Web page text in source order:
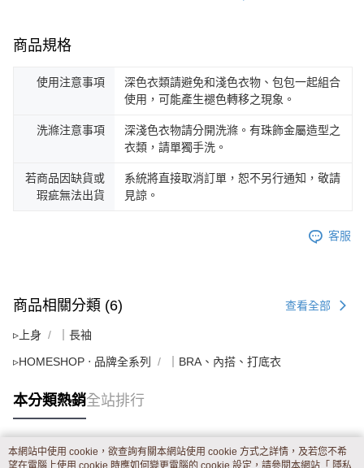
商品規格
使用注意事項
深色衣類請避免和淺色衣物、包包一起組合
使用，可能產生褪色轉移之現象。
洗滌注意事項
深淺色衣物請分開洗滌。有珠飾金屬造型之
衣類，請單獨手洗。
若商品因缺貨或
瑕疵無法出貨
系統將直接取消訂單，恕不另行通知，敬請
見諒。
客服
商品相關分類 (6) 查看全部
▹上身 ｜長袖
▹HOMESHOP ‧ 品牌全系列 ｜BRA、內搭、打底衣
本分類熱銷全站排行
熱門標籤
本網站中使用 cookie，欲查詢有關本網站使用 cookie 方式之詳情，及若您不希
望在電腦上使用 cookie 時應如何變更電腦的 cookie 設定，請參閱本網站「 隱私